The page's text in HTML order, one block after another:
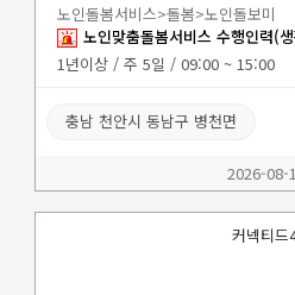
노인돌봄서비스>돌봄>노인돌보미
노인맞춤돌봄서비스 수행인력(
1년이상 / 주 5일 / 09:00 ~ 15:00
충남 천안시 동남구 병천면
2026-08-
커넥티드